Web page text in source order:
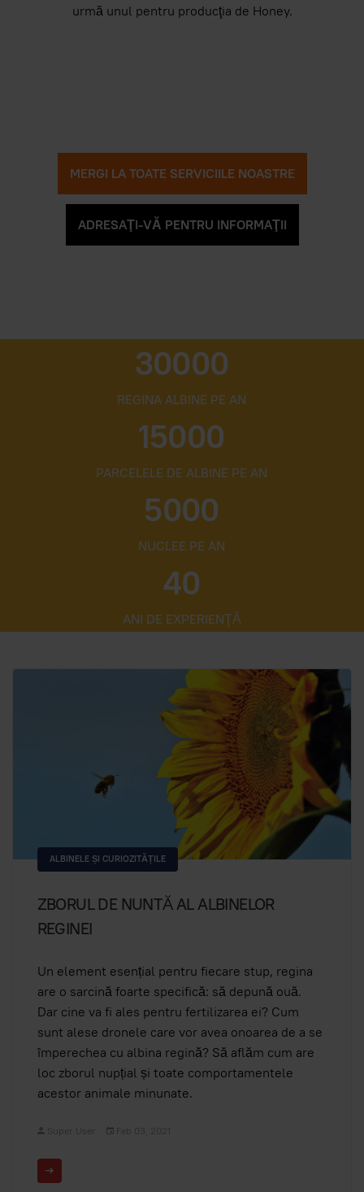
urmă unul pentru producţia de Honey.
MERGI LA TOATE SERVICIILE NOASTRE
ADRESAŢI-VĂ PENTRU INFORMAŢII
30000
REGINA ALBINE PE AN
15000
PARCELELE DE ALBINE PE AN
5000
NUCLEE PE AN
40
ANI DE EXPERIENŢĂ
ALBINELE ȘI CURIOZITĂȚILE
ZBORUL DE NUNTĂ AL ALBINELOR
REGINEI
Un element esențial pentru fiecare stup, regina
are o sarcină foarte specifică: să depună ouă.
Dar cine va fi ales pentru fertilizarea ei? Cum
sunt alese dronele care vor avea onoarea de a se
împerechea cu albina regină? Să aflăm cum are
loc zborul nupțial și toate comportamentele
acestor animale minunate.
Super User Feb 03, 2021